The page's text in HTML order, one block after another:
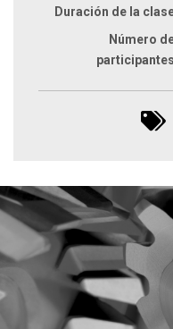
Duración de la
Número
participantes